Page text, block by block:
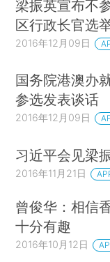
梁振英宣布不
区行政长官选
2016年12月09日
国务院港澳办
参选发表谈话
2016年12月09日
习近平会见梁
2016年11月21日
曾俊华：相信
十分有趣
2016年10月12日